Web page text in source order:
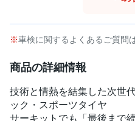
車検に関するよくあるご質問
商品の詳細情報
技術と情熱を結集した次世
ック・スポーツタイヤ
サーキットでも「最後まで